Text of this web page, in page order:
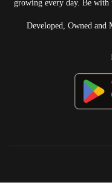
growing every day. Be with
Developed, Owned and